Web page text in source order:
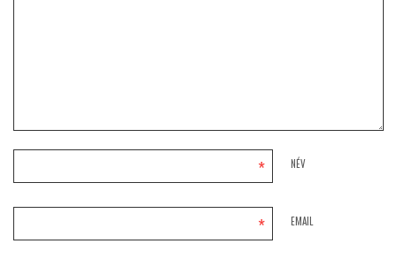
NÉV
*
EMAIL
*